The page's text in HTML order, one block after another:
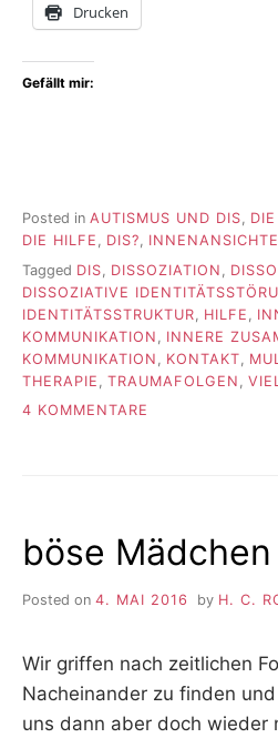
Drucken
Gefällt mir:
Posted in AUTISMUS UND DIS,
DIE HILFE , DIS?,
Tagged DIS DISSOZIATION
DISSOZIATIVE
IDENTITÄTSSTRUKTUR
HILFE
KOMMUNIKATION
INNERE
KOMMUNIKATION
KONTAKT
THERAPIE
TRAUMAFOLGEN
4 KOMMENTARE
böse Mädchen
Posted on 4. MAI 2016 by H. C.
Wir griffen nach zeitlichen
Nacheinander zu finden
uns dann aber doch wieder